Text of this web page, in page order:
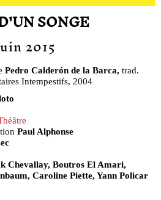
SONGE
2015
Pedro Calderón de la Barca, trad.
Intempestifs, 2004
Paul Alphonse
Chevallay, Boutros El Amari,
Caroline Piette, Yann Policar